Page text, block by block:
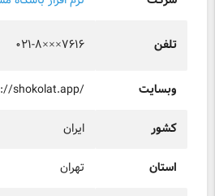
تلفن ۰۲۱-۸×××۷۶۱۶
وبسایت shokolat.app/
کشور ایران
استان تهران